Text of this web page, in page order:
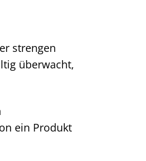
strengen
überwacht,
ein Produkt